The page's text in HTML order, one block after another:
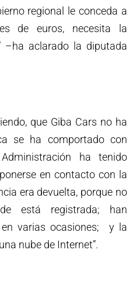
regional le conceda a
de euros, necesita la
–ha aclarado la diputada
que Giba Cars no ha
se ha comportado con
ha tenido
en contacto con la
era devuelta, porque no
está registrada; han
varias ocasiones; y la
nube de Internet”.